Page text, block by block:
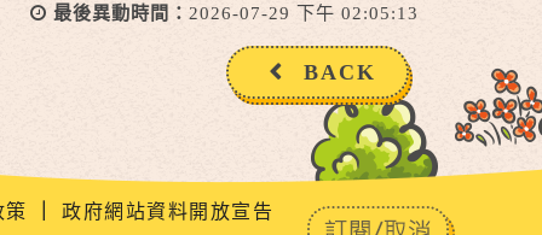
最後異動時間： 2026-07-29 下午 02:05:13
BACK
策 政府網站資料開放宣告